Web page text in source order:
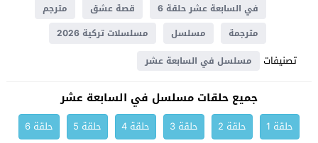
في السابعة عشر حلقة 6
قصة عشق
مترجم
مترجمة
مسلسل مسلسلات تركية 2026
تصنيفات مسلسل في السابعة عشر
جميع حلقات مسلسل في السابعة عشر
حلقة 1 حلقة 2 حلقة 3 حلقة 4 حلقة 5
حلقة 6